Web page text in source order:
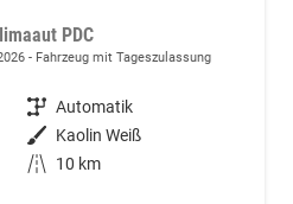
PDC
Fahrzeug mit Tageszulassung
Getriebe Automatik
Außenfarbe Kaolin Weiß
Kilometerstand
10 km